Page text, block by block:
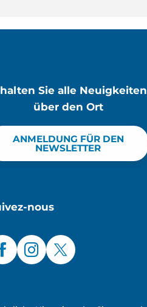
Sie alle Neuigkeiten
über den Ort
ANMELDUNG FÜR DEN
NEWSLETTER
nous